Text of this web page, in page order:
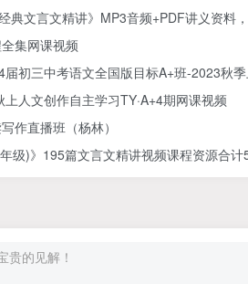
典文言文精讲》MP3音频+PDF讲义资料
集网课视频
届初三中考语文全国版目标A+班-2023秋
人文创作自主学习TY·A+4期网课视频
作直播班（杨林）
级)》195篇文言文精讲视频课程资源合计